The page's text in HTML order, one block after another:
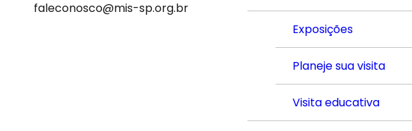
faleconosco@mis-sp.org.br
Exposições
Planeje sua visita
Visita educativa